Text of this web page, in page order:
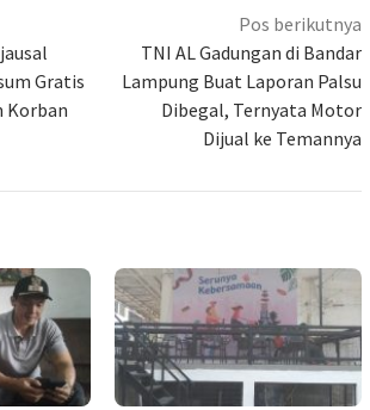
Gratis
Korban
Pos berikutnya
TNI AL Gadungan di Bandar
Lampung Buat Laporan Palsu
Dibegal, Ternyata Motor
Dijual ke Temannya